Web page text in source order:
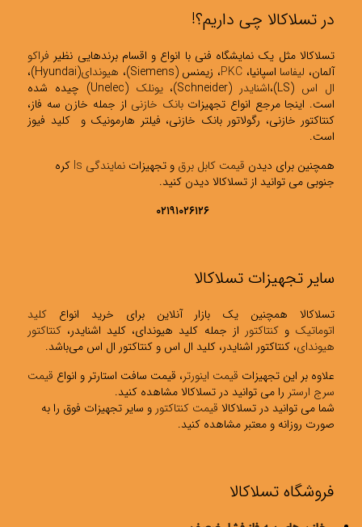
در تسلاکالا چی داریم؟!
تسلاکالا مثل یک نمایشگاه فنی با انواع و اقسام برندهایی نظیر فراکو
آلمان، لیفاسا اسپانیا، PKC، زیمنس (Siemens)، هیوندای(Hyundai)،
ال اس (LS)، اشنایدر (Schneider)، یونلک
(Unelec) چیده شده
است. اینجا مرجع انواع تجهیزاتبانک خازنی از جمله خازن سه فاز،
کنتاکتور خازنی، رگولاتور بانک خازنی، فیلتر هارمونیک و کلید فیوز
است.
همچنین برای دیدن قیمت کابل برق و تجهیزات نمایندگی ls
کره
جنوبی می توانید از تسلاکالا دیدن کنید.
۰۲۱۹۱۰۲۶۱۲۶
سایر تجهیزات تسلاکالا
تسلاکالا همچنین یک بازار آنلاین برای خرید انواع کلید
اتوماتیک وکنتاکتور از جمله کلید هیوندای، کلید اشنایدر، کنتاکتور
هیوندای، کنتاکتور اشنایدر، کلید ال اس و کنتاکتور ال اس می‌باشد.
علاوه بر این تجهیزات قیمت اینورتر، قیمت سافت استارتر و انواع قیمت
سرج ارستر را می توانید در تسلاکالا مشاهده کنید.
شما می توانید در تسلاکالا قیمت کنتاکتور و سایر تجهیزات فوق را به
صورت روزانه و معتبر مشاهده کنید.
فروشگاه تسلاکالا